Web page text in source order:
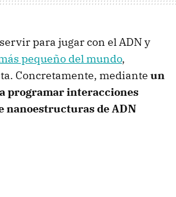
para jugar con el ADN y
pequeño del mundo,
Concretamente, mediante un
programar interacciones
nanoestructuras de ADN